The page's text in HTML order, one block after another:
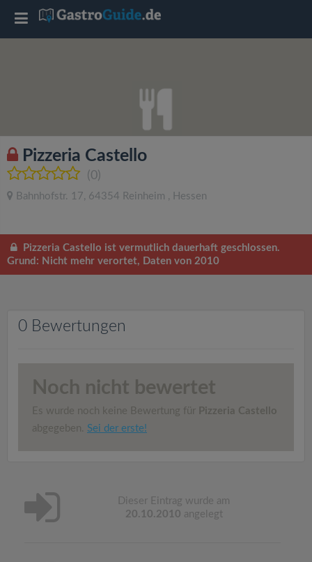
Pizzeria Castello
(0)
Bahnhofstr. 17, 64354 Reinheim , Hessen
Pizzeria Castello ist vermutlich dauerhaft geschlossen.
Grund: Nicht mehr verortet, Daten von 2010
0 Bewertungen
Noch nicht bewertet
Es wurde noch keine Bewertung für Pizzeria Castello
abgegeben. Sei der erste!
Dieser Eintrag wurde am
20.10.2010 angelegt
T
l
e
a